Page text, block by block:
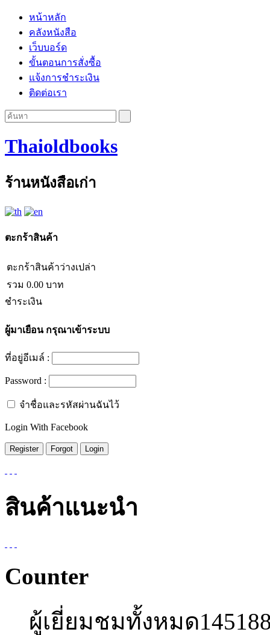
หน้าหลัก
คลังหนังสือ
เว็บบอร์ด
ขั้นตอนการสั่งซื้อ
แจ้งการชำระเงิน
ติดต่อเรา
Thaioldbooks
ร้านหนังสือเก่า
ตะกร้าสินค้า
ตะกร้าสินค้าว่างเปล่า
รวม 0.00 บาท
ชำระเงิน
ผู้มาเยือนกรุณาเข้าระบบ
ที่อยู่อีเมล์ :
Password :
จำชื่อและรหัสผ่านฉันไว้
Login With Facebook
สินค้าแนะนำ
Counter
ผู้เยี่ยมชมทั้งหมด